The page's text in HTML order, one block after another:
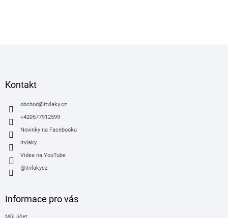
Kontakt
obchod@itvlaky.cz
+420577912599
Novinky na Facebooku
itvlaky
Videa na YouTube
@itvlakycz
Informace pro vás
Můj účet